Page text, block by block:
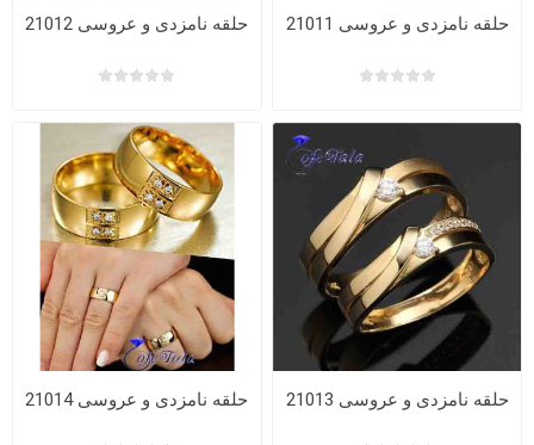
حلقه نامزدی و عروسی 21011 حلقه نامزدی و عروسی 21012
حلقه نامزدی و عروسی 21013 حلقه نامزدی و عروسی 21014